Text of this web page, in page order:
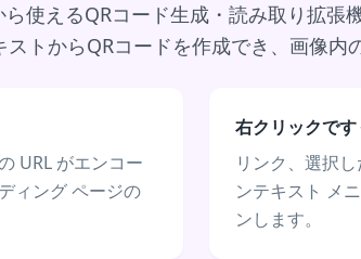
使えるQRコード生成・読み取り拡張
トからQRコードを作成でき、画像内
URL がエンコー
ィング ページの
右クリックで
リンク、選択
ンテキスト メ
ンします。